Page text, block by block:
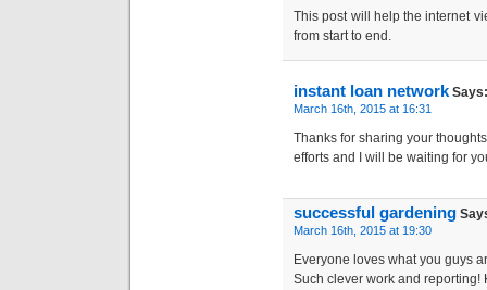
This post will help the internet
from start to end.
instant loan networkSays:
March 16th, 2015 at 16:31
Thanks for sharing your
efforts and I will be waiting for
successful gardening
March 16th, 2015 at 19:30
Everyone loves what you guys
Such clever work and reporting!